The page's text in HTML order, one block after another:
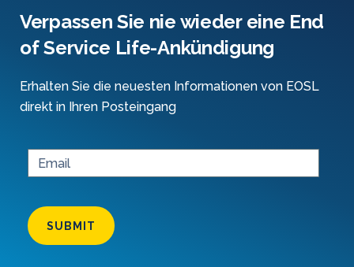
Verpassen Sie nie wieder eine End
of Service Life-Ankündigung
Erhalten Sie die neuesten Informationen von EOSL
direkt in Ihren Posteingang
SUBMIT